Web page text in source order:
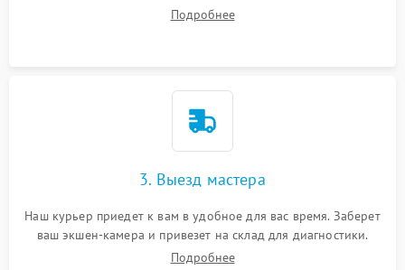
Подробнее
3. Выезд мастера
Наш курьер приедет к вам в удобное для вас время. Заберет
ваш экшен-камера и привезет на склад для диагностики.
Подробнее